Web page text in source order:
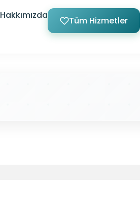
Hakkımızda Tüm Hizmetler